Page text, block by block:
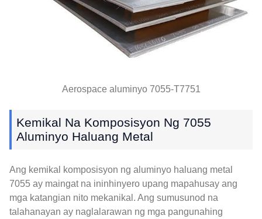
Aerospace aluminyo 7055-T7751
Kemikal Na Komposisyon Ng 7055
Aluminyo Haluang Metal
Ang kemikal komposisyon ng aluminyo haluang metal
7055 ay maingat na ininhinyero upang mapahusay ang
mga katangian nito mekanikal. Ang sumusunod na
talahanayan ay naglalarawan ng mga pangunahing